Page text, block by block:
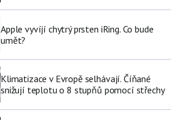
Apple vyvíjí chytrý prsten iRing. Co bude
umět?
Klimatizace v Evropě selhávají. Číňané
snižují teplotu o 8 stupňů pomocí střechy